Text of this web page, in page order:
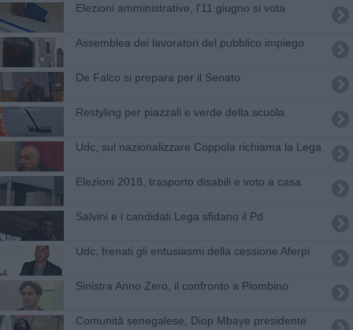
Elezioni amministrative, l'11 giugno si vota
Assemblea dei lavoratori del pubblico impiego
De Falco si prepara per il Senato
Restyling per piazzali e verde della scuola
Udc, sul nazionalizzare Coppola richiama la Lega
Elezioni 2018, trasporto disabili e voto a casa
Salvini e i candidati Lega sfidano il Pd
Udc, frenati gli entusiasmi della cessione Aferpi
Sinistra Anno Zero, il confronto a Piombino
Comunità senegalese, Diop Mbaye presidente